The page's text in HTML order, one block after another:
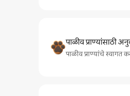
पाळीव प्राण्यांसाठी
पाळीव प्राण्यांचे स्वागत